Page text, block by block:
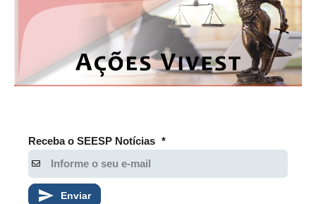
Receba o SEESP Notícias *
Enviar